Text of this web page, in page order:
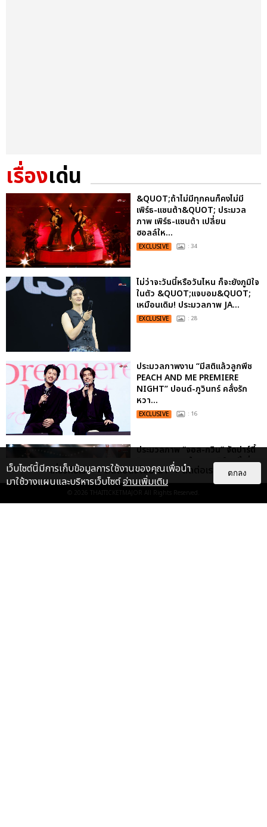
เรื่องเด่น
&QUOT;ถ้าไม่มีทุกคนก็คงไม่มี
เพิร์ธ-แซนต้า&QUOT; ประมวล
ภาพ เพิร์ธ-แซนต้า เปลี่ยน
ฮอลล์ให...
EXCLUSIVE : 34
ไม่ว่าจะวันนี้หรือวันไหน ก็จะยังภูมิใจ
ในตัว &QUOT;แจบอม&QUOT;
เหมือนเดิม! ประมวลภาพ JA...
EXCLUSIVE : 28
ประมวลภาพงาน “มีสติแล้วลูกพีช
PEACH AND ME PREMIERE
NIGHT” ปอนด์-ภูวินทร์ คลั่งรัก
หวา...
EXCLUSIVE : 16
ประมวลภาพ “จอส-กวิน” จัดปาร์ตี้
ริมหาดสุดฮอต ในคอนเสิร์ตครั้งยิ่ง
ใหญ่ “JOSS GAWIN HEAT ...
EXCLUSIVE
เกี่ยวกับเรา ติดต่อลงโฆษณา ติดต่อเรา
© 2026 THAITICKETMAJOR All Rights Reserved.
เว็บไซต์นี้มีการเก็บข้อมูลการใช้งานของคุณเพื่อนำ
มาใช้วางแผนและบริหารเว็บไซต์อ่านเพิ่มเติม
ตกลง